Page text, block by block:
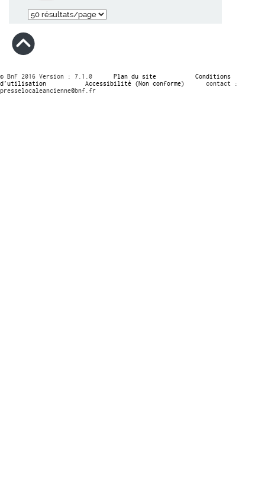
© BnF 2016 Version : 7.1.0 Plan du site
Conditions
d’utilisation
Accessibilité (Non conforme)
contact :
presselocaleancienne@bnf.fr